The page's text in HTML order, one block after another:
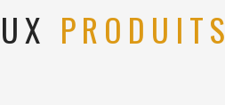
PRODUITS